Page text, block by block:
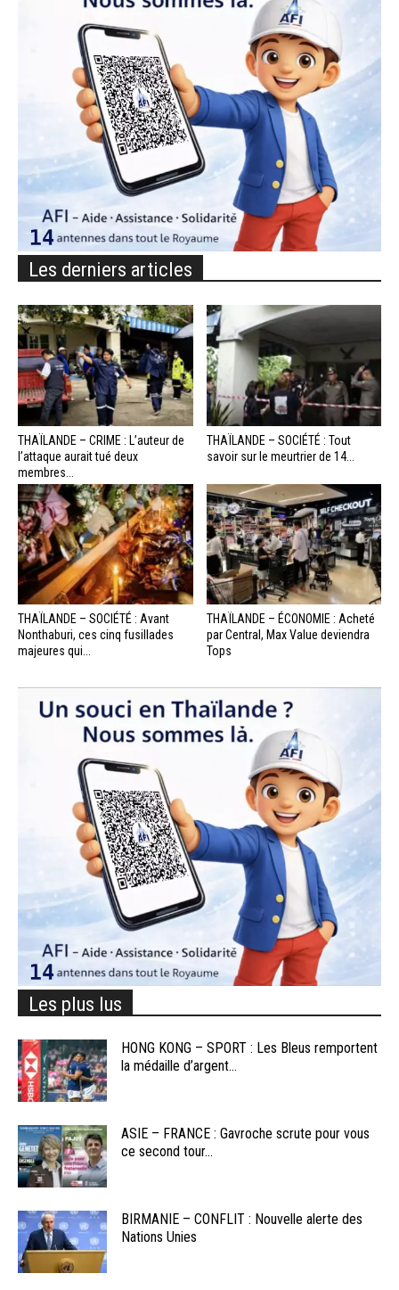
Les derniers articles
THAÏLANDE – CRIME : L’auteur de
l’attaque aurait tué deux
membres...
THAÏLANDE – SOCIÉTÉ : Tout
savoir sur le meurtrier de 14...
THAÏLANDE – SOCIÉTÉ : Avant
Nonthaburi, ces cinq fusillades
majeures qui...
THAÏLANDE – ÉCONOMIE : Acheté
par Central, Max Value deviendra
Tops
Les plus lus
HONG KONG – SPORT : Les Bleus remportent
la médaille d’argent...
ASIE – FRANCE : Gavroche scrute pour vous
ce second tour...
BIRMANIE – CONFLIT : Nouvelle alerte des
Nations Unies